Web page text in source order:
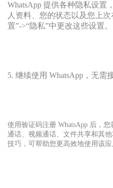
WhatsApp 提供各种隐私设置
人资料、您的状态以及您上
置”->“隐私”中更改这些设置。
5. 继续使用 WhatsApp，无需
使用验证码注册 WhatsApp 后，
通话、视频通话、文件共享和其
技巧，可帮助您更高效地使用该应